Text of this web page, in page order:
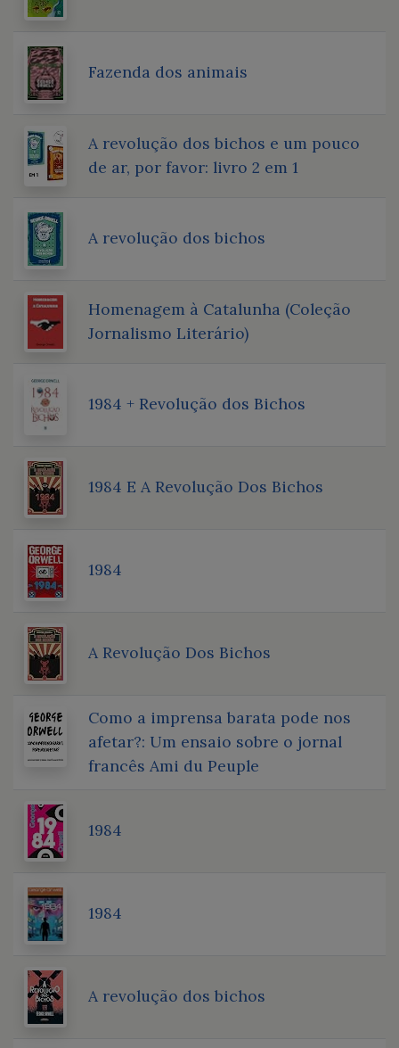
Fazenda dos animais
A revolução dos bichos e um pouco
de ar, por favor: livro 2 em 1
A revolução dos bichos
Homenagem à Catalunha (Coleção
Jornalismo Literário)
1984 + Revolução dos Bichos
1984 E A Revolução Dos Bichos
1984
A Revolução Dos Bichos
Como a imprensa barata pode nos
afetar?: Um ensaio sobre o jornal
francês Ami du Peuple
1984
1984
A revolução dos bichos